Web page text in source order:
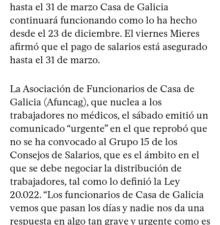
hasta el 31 de marzo Casa de Galicia
continuará funcionando como lo ha hecho
desde el 23 de diciembre. El viernes Mieres
afirmó que el pago de salarios está asegurado
hasta el 31 de marzo.
La Asociación de Funcionarios de Casa de
Galicia (Afuncag), que nuclea a los
trabajadores no médicos, el sábado emitió un
comunicado “urgente” en el que reprobó que
no se ha convocado al Grupo 15 de los
Consejos de Salarios, que es el ámbito en el
que se debe negociar la distribución de
trabajadores, tal como lo definió la Ley
20.022. “Los funcionarios de Casa de Galicia
vemos que pasan los días y nadie nos da una
respuesta en algo tan grave y urgente como es